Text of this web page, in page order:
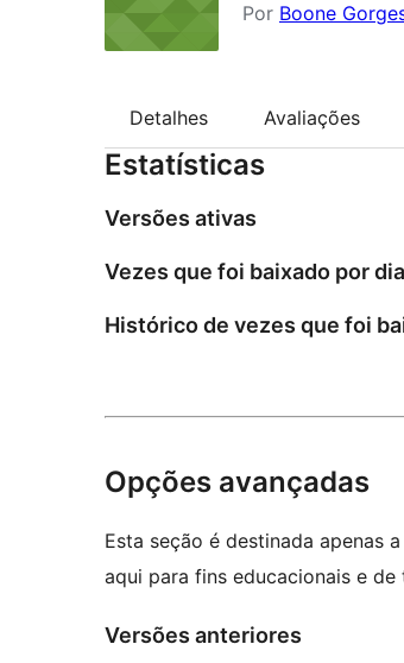
Por Boone
Detalhes Avaliações
Estatísticas
Versões ativas
Vezes que foi baixado por dia
Histórico de vezes que foi
Opções avançadas
Esta seção é destinada apenas
aqui para fins educacionais e de
Versões anteriores